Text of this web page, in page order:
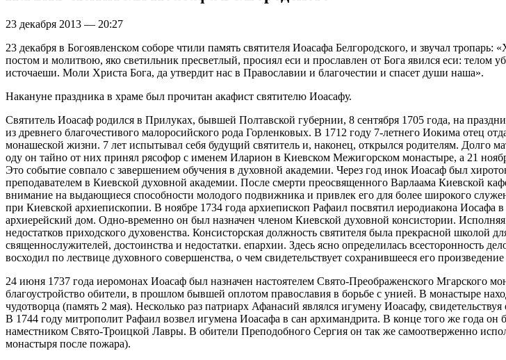
23 декабря 2013 — 20:27
23 декабря в Богоявленском соборе чтили память святителя Иоасафа Белгородского, и звучал
постом и молитвою, яко светильник пресветлый, просиял еси и прославлен от Бога явился еси: телом
источаеши. Моли Христа Бога, да утвердит нас в Православии и благочестии и спасет души наша».
Накануне праздника в храме был прочитан акафист святителю Иоасафу.
Святитель Иоасаф родился в Прилуках, бывшей Полтавской губернии, 8 сентября 1705 года, на
из древнего благочестивого малоросийского рода Горленковых. В 1712 году 7-летнего Иокима отец
монашеской жизни. 7 лет испытывал себя будущий святитель и, наконец, открылся родителям.
оду он тайно от них принял рясофор с именем Иларион в Киевском Межигорском монастыре, а 21
Это событие совпало с завершением обучения в духовной академии. Через год инок Иоасаф был
преподавателем в Киевской духовной академии. После смерти преосвященного Варлаама Киевской
внимание на выдающиеся способности молодого подвижника и привлек его для более широкого
при Киевской архиепископии. В ноябре 1734 года архиепископ Рафаил посвятил иеродиакона
архиерейский дом. Одно-временно он был назначен членом Киевской духовной консистории.
недостатков приходского духовенства. Консисторская должность святителя была прекрасной школой
священнослужителей, достоинства и недостатки. епархии. Здесь ясно определилась
восходил по лествице духовного совершенства, о чем свидетельствует сохранившееся его
24 июня 1737 года иеромонах Иоасаф был назначен настоятелем Свято-Преображенского Мгарского
благоустройство обители, в прошлом бывшей оплотом православия в борьбе с унией. В монастыре
чудотворца (память 2 мая). Несколько раз патриарх Афанасий являлся игумену Иоасафу, свидетельствуя
В 1744 году митрополит Рафаил возвел игумена Иоасафа в сан архимандрита. В конце того же года
наместником Свято-Троицкой Лавры. В обители Преподобного Сергия он так же самоотверженно
монастыря после пожара).